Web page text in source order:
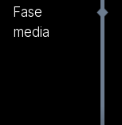
Fase
media